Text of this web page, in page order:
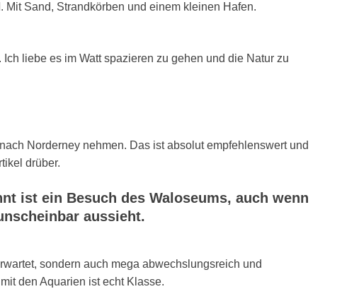
Mit Sand, Strandkörben und einem kleinen Hafen.
liebe es im Watt spazieren zu gehen und die Natur zu
Norderney nehmen. Das ist absolut empfehlenswert und
drüber.
ist ein Besuch des Waloseums, auch wenn
aussieht.
sondern auch mega abwechslungsreich und
den Aquarien ist echt Klasse.